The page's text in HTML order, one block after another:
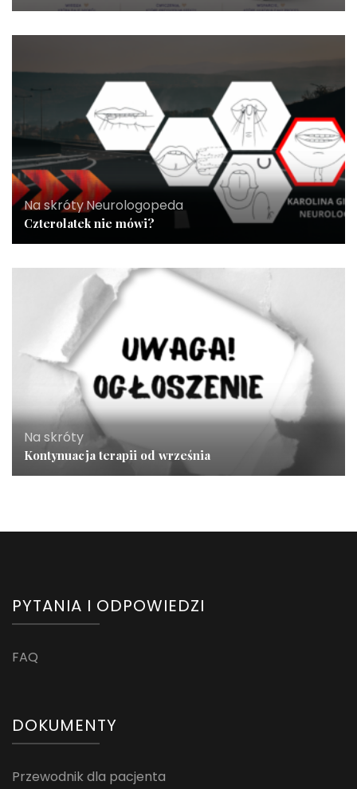
Na skróty,Neurologopeda
Czterolatek nie mówi?
Na skróty
Kontynuacja terapii od września
PYTANIA I ODPOWIEDZI
FAQ
DOKUMENTY
Przewodnik dla pacjenta